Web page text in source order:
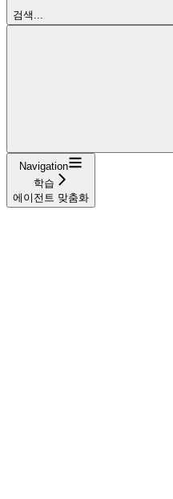
검색...
Navigation
학습
에이전트 맞춤화